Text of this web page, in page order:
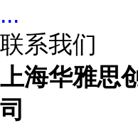
...
联系我们
上海华雅思
司